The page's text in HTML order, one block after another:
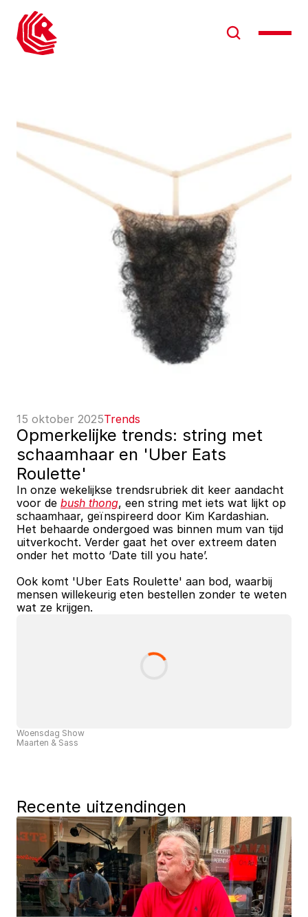
15 oktober 2025Trends
Opmerkelijke trends: string met
schaamhaar en 'Uber Eats
Roulette'
In onze wekelijkse trendsrubriek dit keer aandacht
voor de bush thong, een string met iets wat lijkt op
schaamhaar, geïnspireerd door Kim Kardashian.
Het behaarde ondergoed was binnen mum van tijd
uitverkocht. Verder gaat het over extreem daten
onder het motto ‘Date till you hate’.
Ook komt 'Uber Eats Roulette' aan bod, waarbij
mensen willekeurig eten bestellen zonder te weten
wat ze krijgen.
Woensdag Show
Maarten & Sass
Recente uitzendingen